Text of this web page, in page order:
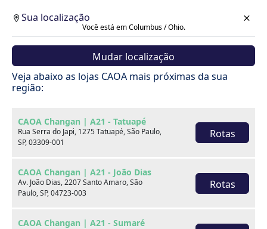
Sua localização
Você está em Columbus / Ohio.
Mudar localização
Veja abaixo as lojas CAOA mais próximas da sua
região:
CAOA Changan | A21 - Tatuapé
Rua Serra do Japi, 1275 Tatuapé, São Paulo,
SP, 03309-001
Rotas
CAOA Changan | A21 - João Dias
Av. João Dias, 2207 Santo Amaro, São
Paulo, SP, 04723-003
Rotas
CAOA Changan | A21 - Sumaré